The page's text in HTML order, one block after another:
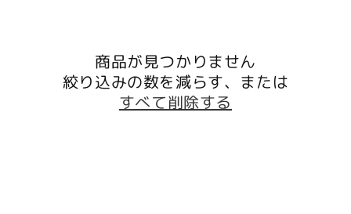
商品が見つかりません
絞り込みの数を減らす、または
すべて削除する